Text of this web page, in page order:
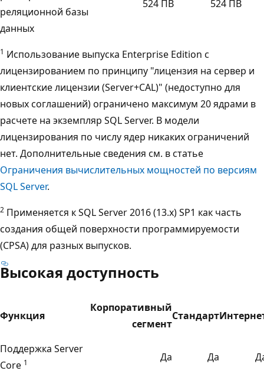
реляционной базы
данных
524 ПB 524 ПB
1 Использование выпуска Enterprise Edition с
лицензированием по принципу "лицензия на сервер и
клиентские лицензии (Server+CAL)" (недоступно для
новых соглашений) ограничено максимум 20 ядрами в
расчете на экземпляр SQL Server. В модели
лицензирования по числу ядер никаких ограничений
нет. Дополнительные сведения см. в статье
Ограничения вычислительных мощностей по версиям
SQL Server.
2 Применяется к SQL Server 2016 (13.x) SP1 как часть
создания общей поверхности программируемости
(CPSA) для разных выпусков.
Высокая доступность
Функция
Корпоративный
сегмент
Стандарт
Поддержка Server
Core 1 Да Да